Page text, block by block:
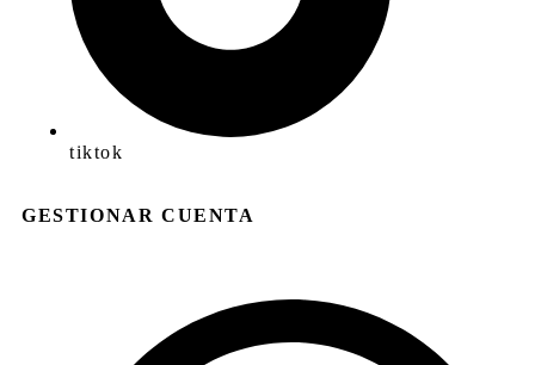
tiktok
GESTIONAR CUENTA